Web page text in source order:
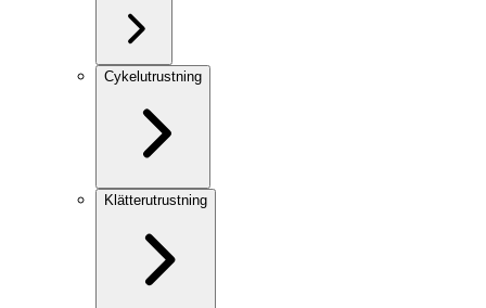
Cykelutrustning
Klätterutrustning